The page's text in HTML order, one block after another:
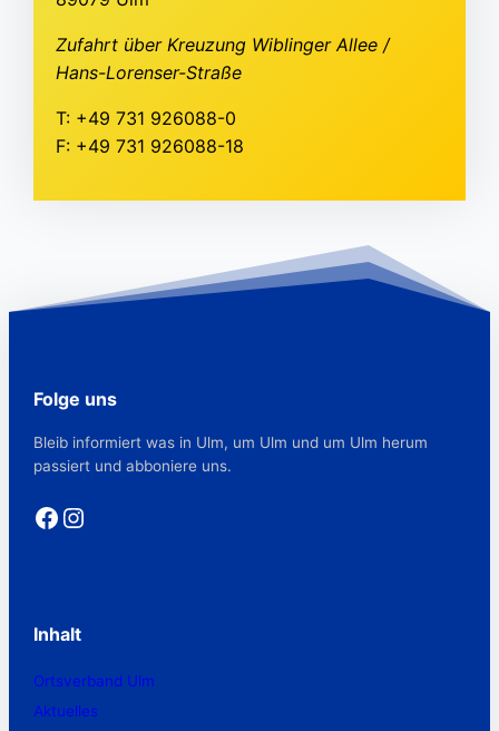
Zufahrt über Kreuzung Wiblinger Allee /
Hans-Lorenser-Straße
T: +49 731 926088-0
F: +49 731 926088-18
Folge uns
Bleib informiert was in Ulm, um Ulm und um Ulm herum
passiert und abboniere uns.
Facebook Instagram
Inhalt
Ortsverband Ulm
Aktuelles